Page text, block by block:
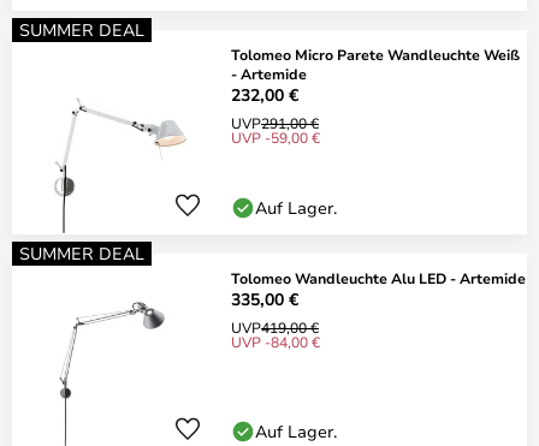
SUMMER DEAL
Tolomeo Micro Parete Wandleuchte Weiß
- Artemide
232,00 €
UVP291,00 €
UVP -59,00 €
Auf Lager.
SUMMER DEAL
Tolomeo Wandleuchte Alu LED - Artemide
335,00 €
UVP419,00 €
UVP -84,00 €
Auf Lager.